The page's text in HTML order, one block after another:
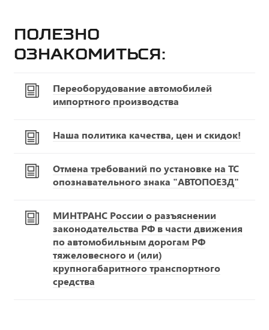
Полезно
ознакомиться:
Переоборудование автомобилей
импортного производства
Наша политика качества, цен и скидок!
Отмена требований по установке на ТС
опознавательного знака "АВТОПОЕЗД"
МИНТРАНС России о разъяснении
законодательства РФ в части движения
по автомобильным дорогам РФ
тяжеловесного и (или)
крупногабаритного транспортного
средства